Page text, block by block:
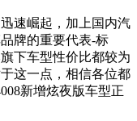
速崛起，加上国内汽
牌的重要代表-标
下车型性价比都较为
这一点，相信各位都
新增炫夜版车型正